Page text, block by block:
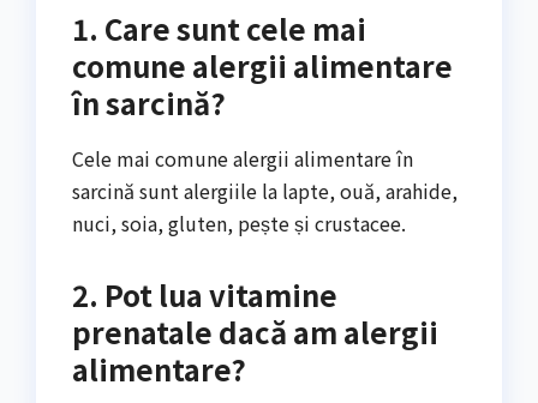
1. Care sunt cele mai
comune alergii alimentare
în sarcină?
Cele mai comune alergii alimentare în
sarcină sunt alergiile la lapte, ouă, arahide,
nuci, soia, gluten, pește și crustacee.
2. Pot lua vitamine
prenatale dacă am alergii
alimentare?